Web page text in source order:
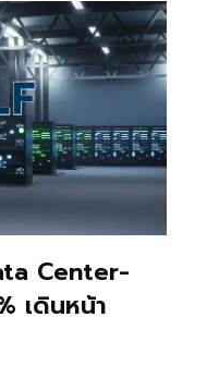
Center-